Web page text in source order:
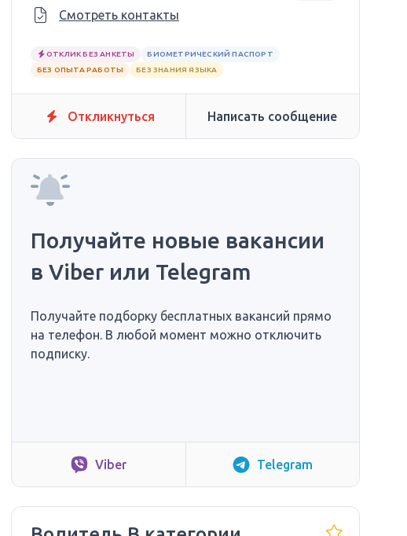
Смотреть контакты
ОТКЛИК БЕЗ АНКЕТЫ
БИОМЕТРИЧЕСКИЙ ПАСПОРТ
БЕЗ ОПЫТА РАБОТЫ
БЕЗ ЗНАНИЯ ЯЗЫКА
Откликнуться Написать сообщение
Получайте новые вакансии
в Viber или Telegram
Получайте подборку бесплатных вакансий прямо
на телефон. В любой момент можно отключить
подписку.
Viber Telegram